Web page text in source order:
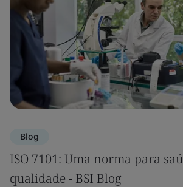
Blog
ISO 7101: Uma norma para
qualidade - BSI Blog